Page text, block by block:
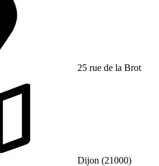
25 rue de la Brot
Dijon (21000)